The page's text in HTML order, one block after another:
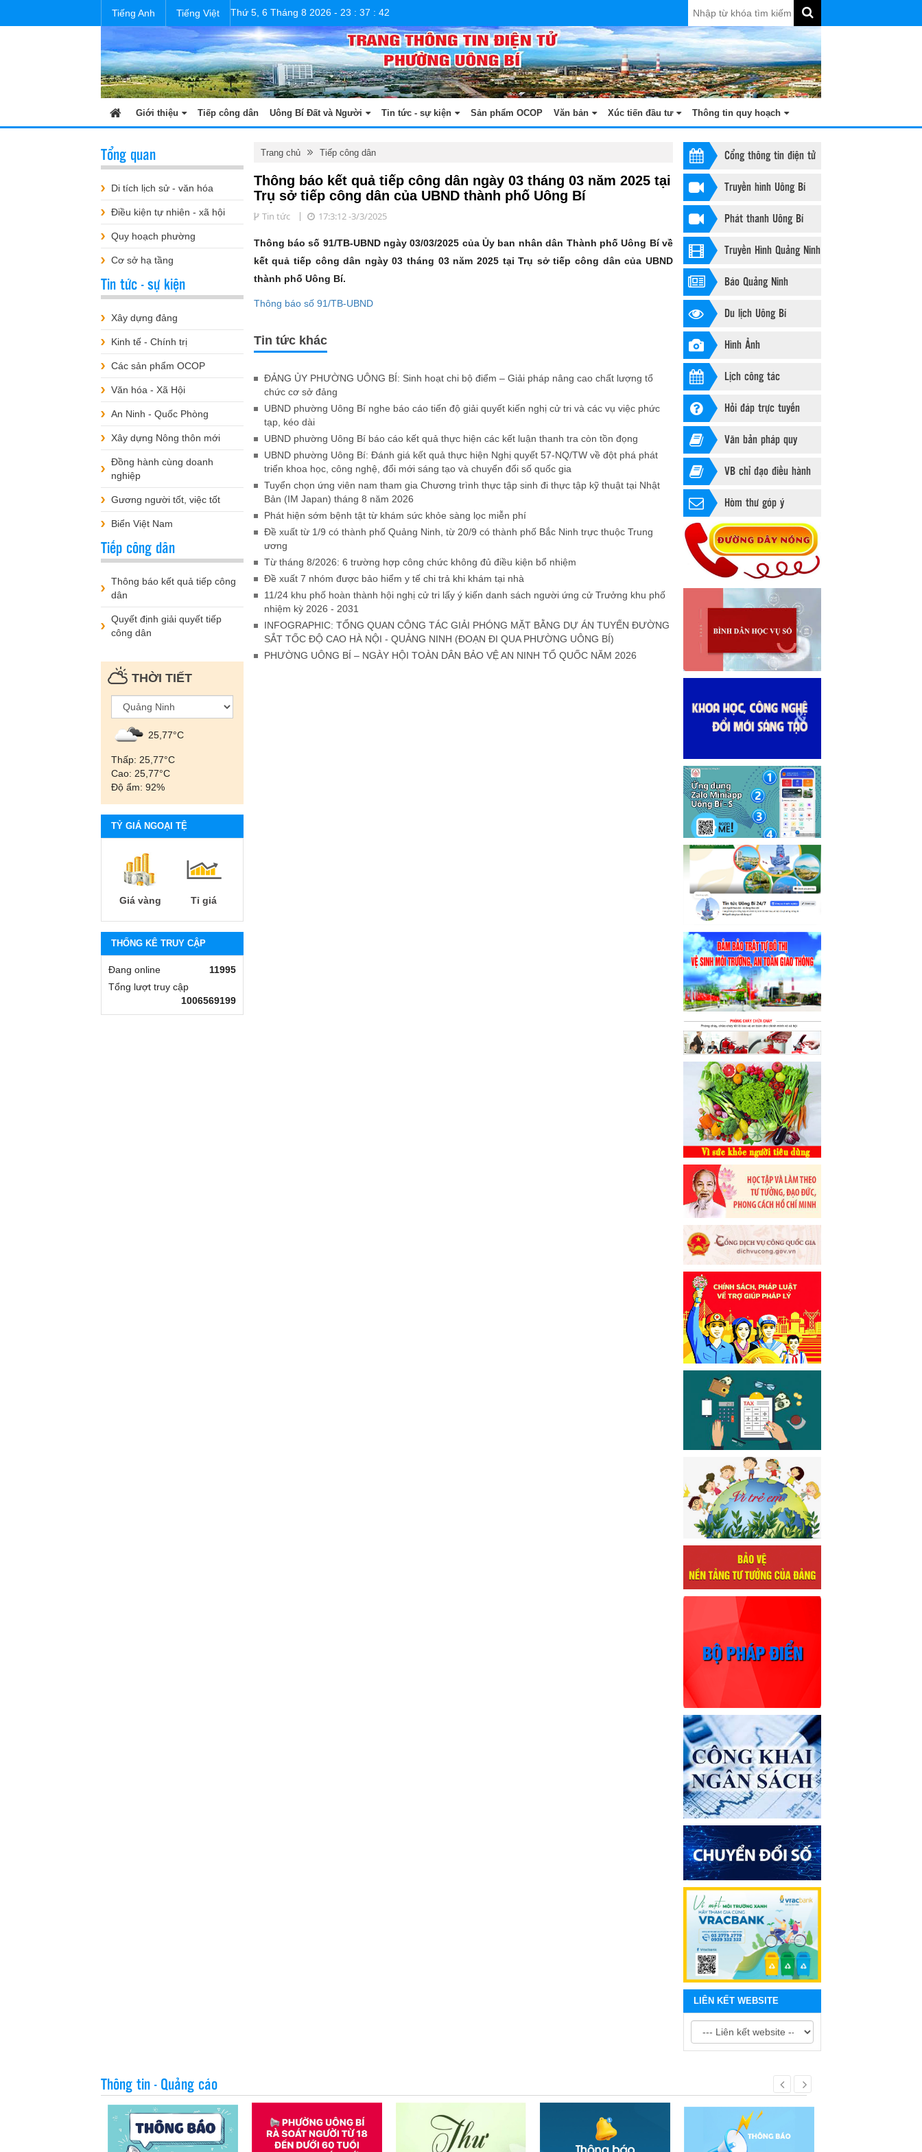
Tiếng Anh Tiếng Việt Thứ 5, 6 Tháng 8 2026 - 23 : 37 : 43
Giới thiệu Tiếp công dân Uông Bí Đất và Người Tin tức - sự kiện Sản phẩm OCOP Văn bản Xúc tiến đầu tư Thông tin quy hoạch
Cổng thông tin điện tử
Truyền hình Uông Bí
Phát thanh Uông Bí
Truyền Hình Quảng Ninh
Báo Quảng Ninh
Du lịch Uông Bí
Hình Ảnh
Lịch công tác
Hỏi đáp trực tuyến
Văn bản pháp quy
VB chỉ đạo điều hành
Hòm thư góp ý
LIÊN KẾT WEBSITE
Trang chủ Tiếp công dân
Thông báo kết quả tiếp công dân ngày 03 tháng 03 năm 2025 tại
Trụ sở tiếp công dân của UBND thành phố Uông Bí
Tin tức 17:3:12 -3/3/2025
Thông báo số 91/TB-UBND ngày 03/03/2025 của Ủy ban nhân dân Thành phố Uông Bí về
kết quả tiếp công dân ngày 03 tháng 03 năm 2025 tại Trụ sở tiếp công dân của UBND
thành phố Uông Bí.
Thông báo số 91/TB-UBND
Tin tức khác
ĐẢNG ỦY PHƯỜNG UÔNG BÍ: Sinh hoạt chi bộ điểm – Giải pháp nâng cao chất lượng tổ
chức cơ sở đảng
UBND phường Uông Bí nghe báo cáo tiến độ giải quyết kiến nghị cử tri và các vụ việc phức
tạp, kéo dài
UBND phường Uông Bí báo cáo kết quả thực hiện các kết luận thanh tra còn tồn đọng
UBND phường Uông Bí: Đánh giá kết quả thực hiện Nghị quyết 57-NQ/TW về đột phá phát
triển khoa học, công nghệ, đổi mới sáng tạo và chuyển đổi số quốc gia
Tuyển chọn ứng viên nam tham gia Chương trình thực tập sinh đi thực tập kỹ thuật tại Nhật
Bản (IM Japan) tháng 8 năm 2026
Phát hiện sớm bệnh tật từ khám sức khỏe sàng lọc miễn phí
Đề xuất từ 1/9 có thành phố Quảng Ninh, từ 20/9 có thành phố Bắc Ninh trực thuộc Trung
ương
Từ tháng 8/2026: 6 trường hợp công chức không đủ điều kiện bổ nhiệm
Đề xuất 7 nhóm được bảo hiểm y tế chi trả khi khám tại nhà
11/24 khu phố hoàn thành hội nghị cử tri lấy ý kiến danh sách người ứng cử Trưởng khu phố
nhiệm kỳ 2026 - 2031
INFOGRAPHIC: TỔNG QUAN CÔNG TÁC GIẢI PHÓNG MẶT BẰNG DỰ ÁN TUYẾN ĐƯỜNG
SẮT TỐC ĐỘ CAO HÀ NỘI - QUẢNG NINH (ĐOẠN ĐI QUA PHƯỜNG UÔNG BÍ)
PHƯỜNG UÔNG BÍ – NGÀY HỘI TOÀN DÂN BẢO VỆ AN NINH TỔ QUỐC NĂM 2026
Tổng quan
Di tích lịch sử - văn hóa
Điều kiện tự nhiên - xã hội
Quy hoạch phường
Cơ sở hạ tầng
Tin tức - sự kiện
Xây dựng đảng
Kinh tế - Chính trị
Các sản phẩm OCOP
Văn hóa - Xã Hội
An Ninh - Quốc Phòng
Xây dựng Nông thôn mới
Đồng hành cùng doanh
nghiệp
Gương người tốt, việc tốt
Biển Việt Nam
Tiếp công dân
Thông báo kết quả tiếp công
dân
Quyết định giải quyết tiếp
công dân
THỜI TIẾT
25,77°С
Thấp: 25,77°С
Cao: 25,77°С
Độ ẩm: 92%
TỶ GIÁ NGOẠI TỆ
Giá vàng Tỉ giá
THỐNG KÊ TRUY CẬP
Đang online
11995
Tổng lượt truy cập
1006569199
Thông tin - Quảng cáo